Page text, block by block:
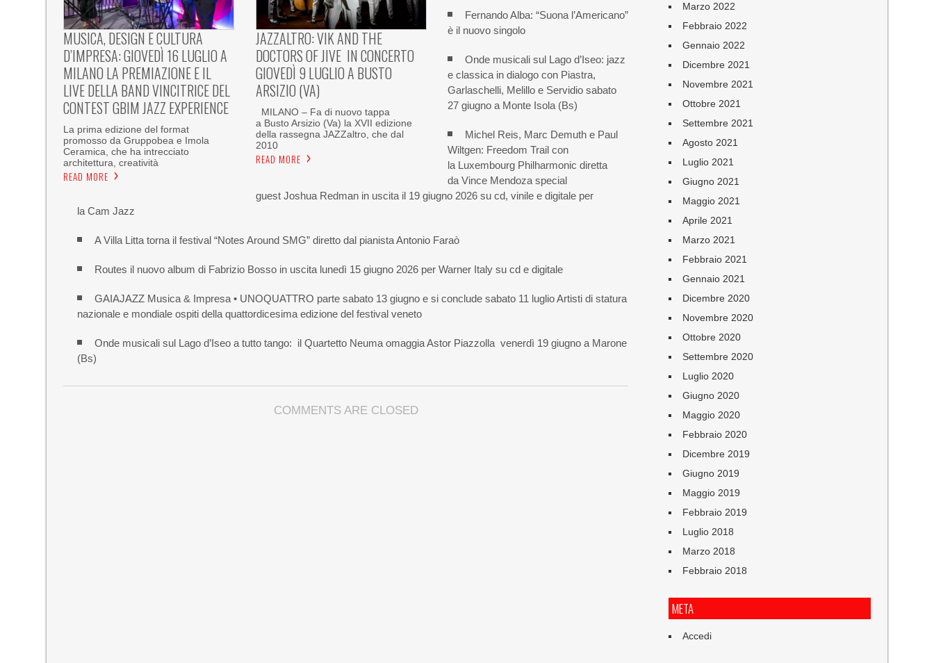
MUSICA, DESIGN E CULTURA
D’IMPRESA: GIOVEDÌ 16 LUGLIO A
MILANO LA PREMIAZIONE E IL
LIVE DELLA BAND VINCITRICE DEL
CONTEST GBIM JAZZ EXPERIENCE
La prima edizione del format
promosso da Gruppobea e Imola
Ceramica, che ha intrecciato
architettura, creatività
READ MORE
JAZZALTRO: VIK AND THE
DOCTORS OF JIVE IN CONCERTO
GIOVEDÌ 9 LUGLIO A BUSTO
ARSIZIO (VA)
MILANO – Fa di nuovo tappa
a Busto Arsizio (Va) la XVII edizione
della rassegna JAZZaltro, che dal
2010
READ MORE
Fernando Alba: “Suona l’Americano”
è il nuovo singolo
Onde musicali sul Lago d’Iseo: jazz
e classica in dialogo con Piastra,
Garlaschelli, Melillo e Servidio sabato
27 giugno a Monte Isola (Bs)
Michel Reis, Marc Demuth e Paul
Wiltgen: Freedom Trail con
la Luxembourg Philharmonic diretta
da Vince Mendoza special
guest Joshua Redman in uscita il 19 giugno 2026 su cd, vinile e digitale per
la Cam Jazz
A Villa Litta torna il festival “Notes Around SMG” diretto dal pianista Antonio Faraò
Routes il nuovo album di Fabrizio Bosso in uscita lunedì 15 giugno 2026 per Warner Italy su cd e digitale
GAIAJAZZ Musica & Impresa • UNOQUATTRO parte sabato 13 giugno e si conclude sabato 11 luglio Artisti di statura
nazionale e mondiale ospiti della quattordicesima edizione del festival veneto
Onde musicali sul Lago d’Iseo a tutto tango: il Quartetto Neuma omaggia Astor Piazzolla venerdì 19 giugno a Marone
(Bs)
COMMENTS ARE CLOSED
Marzo 2022
Febbraio 2022
Gennaio 2022
Dicembre 2021
Novembre 2021
Ottobre 2021
Settembre 2021
Agosto 2021
Luglio 2021
Giugno 2021
Maggio 2021
Aprile 2021
Marzo 2021
Febbraio 2021
Gennaio 2021
Dicembre 2020
Novembre 2020
Ottobre 2020
Settembre 2020
Luglio 2020
Giugno 2020
Maggio 2020
Febbraio 2020
Dicembre 2019
Giugno 2019
Maggio 2019
Febbraio 2019
Luglio 2018
Marzo 2018
Febbraio 2018
META
Accedi